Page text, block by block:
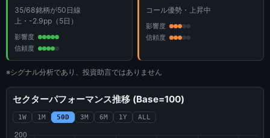
35/68銘柄が50日線
上・-2.9pp（5日）
影響度
信頼度
コール優勢・上昇中
影響度
信頼度
※シグナル分析であり、投資助言ではありません
セクターパフォーマンス推移 (Base=100)
1W 1M 50D 3M 6M 1Y ALL